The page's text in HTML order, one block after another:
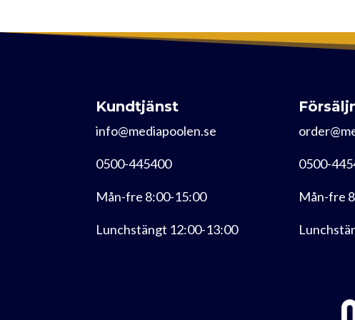
Kundtjänst
info@mediapoolen.se
0500-445400
Mån-fre 8:00-15:00
Lunchstängt 12:00-13:00
0500-
Mån-fre